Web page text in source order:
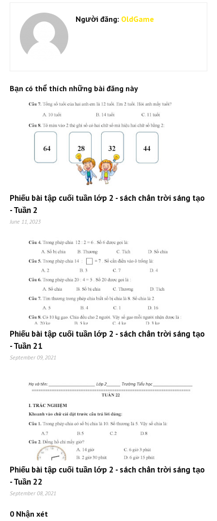
Người đăng: OldGame
Bạn có thể thích những bài đăng này
Phiếu bài tập cuối tuần lớp 2 - sách chân trời sáng tạo
- Tuần 2
June 11, 2023
Phiếu bài tập cuối tuần lớp 2 - sách chân trời sáng tạo
- Tuần 21
September 09, 2021
Phiếu bài tập cuối tuần lớp 2 - sách chân trời sáng tạo
- Tuần 22
September 08, 2021
0 Nhận xét